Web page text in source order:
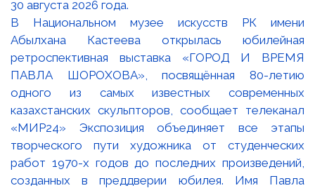
В Национальном музее искусств РК имени
Абылхана Кастеева открылась юбилейная
ретроспективная выставка «ГОРОД И ВРЕМЯ
ПАВЛА ШОРОХОВА», посвящённая 80-летию
одного из самых известных современных
казахстанских скульпторов, сообщает телеканал
«МИР24» Экспозиция объединяет все этапы
творческого пути художника от студенческих
работ 1970-х годов до последних произведений,
созданных в преддверии юбилея. Имя Павла